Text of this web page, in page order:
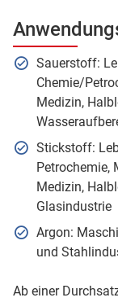
Sauerstoff:
Chemie/
Medizin,
Stickstoff:
Petrochemie,
Medizin,
Glasindustrie
Argon:
und
Ab einer